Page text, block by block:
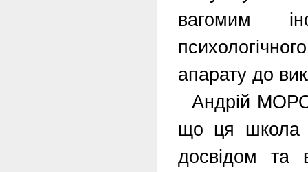
вагомим
апарату до
Андрій
що ця школа
досвідом та